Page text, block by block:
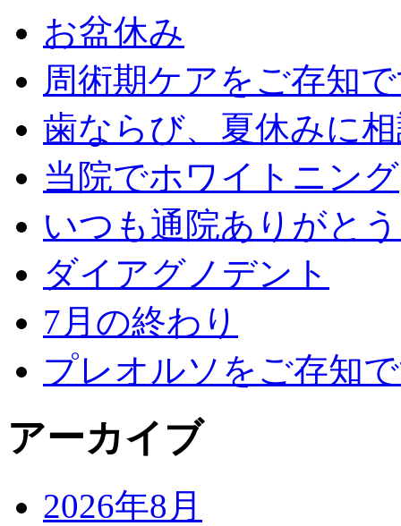
お盆休み
周術期ケアをご存知
歯ならび、夏休みに
当院でホワイトニング
いつも通院ありがと
ダイアグノデント
7月の終わり
プレオルソをご存知
アーカイブ
2026年8月